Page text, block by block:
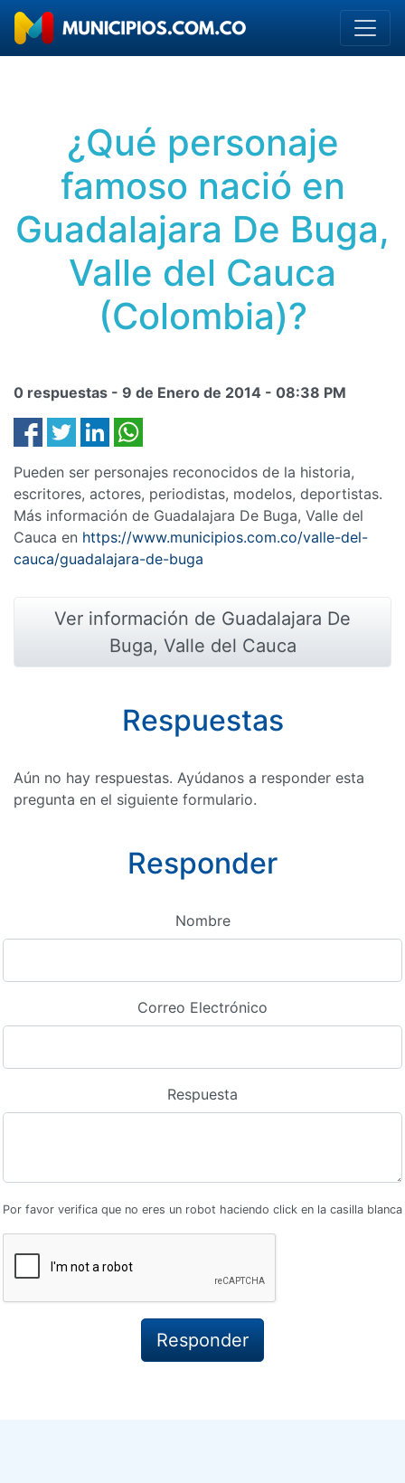
¿Qué personaje
famoso nació en
Guadalajara De Buga,
Valle del Cauca
(Colombia)?
0 respuestas - 9 de Enero de 2014 - 08:38 PM
Pueden ser personajes reconocidos de la historia,
escritores, actores, periodistas, modelos, deportistas.
Más información de Guadalajara De Buga, Valle del
Cauca en https://www.municipios.com.co/valle-del-
cauca/guadalajara-de-buga
Ver información de Guadalajara De
Buga, Valle del Cauca
Respuestas
Aún no hay respuestas. Ayúdanos a responder esta
pregunta en el siguiente formulario.
Responder
Nombre
Correo Electrónico
Respuesta
Por favor verifica que no eres un robot haciendo click en la casilla blanca